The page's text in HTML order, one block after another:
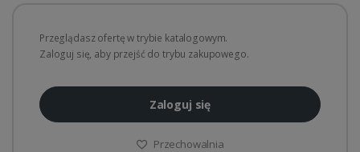
Przeglądasz ofertę w trybie katalogowym.
Zaloguj się, aby przejść do trybu zakupowego.
Zaloguj się
Przechowalnia